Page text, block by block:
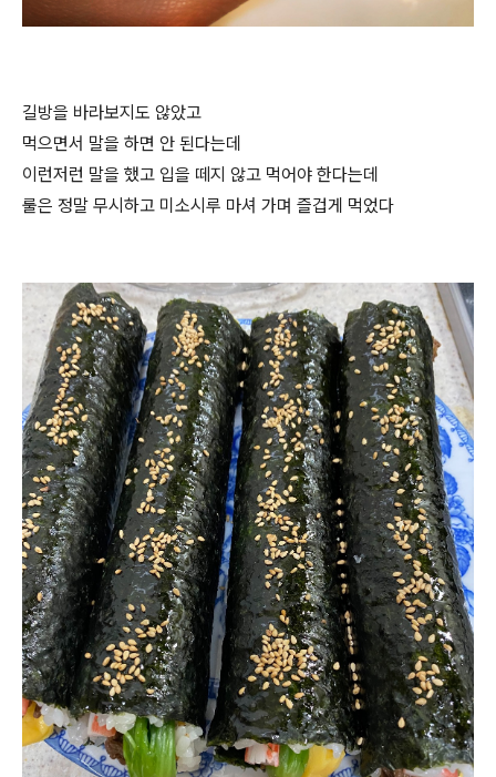
길방을 바라보지도 않았고
먹으면서 말을 하면 안 된다는데
이런저런 말을 했고 입을 떼지 않고 먹어야 한다는데
룰은 정말 무시하고 미소시루 마셔 가며 즐겁게 먹었다